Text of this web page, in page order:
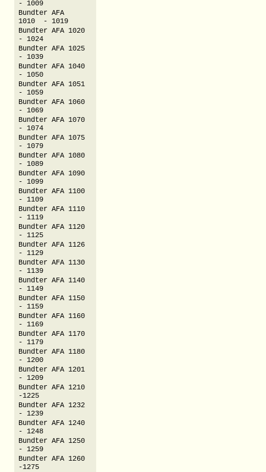
- 1009
Bundter AFA
1010 - 1019
Bundter AFA 1020
- 1024
Bundter AFA 1025
- 1039
Bundter AFA 1040
- 1050
Bundter AFA 1051
- 1059
Bundter AFA 1060
- 1069
Bundter AFA 1070
- 1074
Bundter AFA 1075
- 1079
Bundter AFA 1080
- 1089
Bundter AFA 1090
- 1099
Bundter AFA 1100
- 1109
Bundter AFA 1110
- 1119
Bundter AFA 1120
- 1125
Bundter AFA 1126
- 1129
Bundter AFA 1130
- 1139
Bundter AFA 1140
- 1149
Bundter AFA 1150
- 1159
Bundter AFA 1160
- 1169
Bundter AFA 1170
- 1179
Bundter AFA 1180
- 1200
Bundter AFA 1201
- 1209
Bundter AFA 1210
-1225
Bundter AFA 1232
- 1239
Bundter AFA 1240
- 1248
Bundter AFA 1250
- 1259
Bundter AFA 1260
-1275